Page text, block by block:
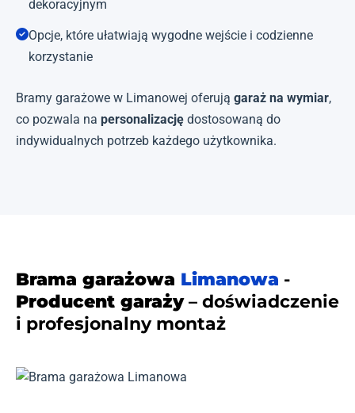
dekoracyjnym
Opcje, które ułatwiają wygodne wejście i codzienne
korzystanie
Bramy garażowe w Limanowej oferują garaż na wymiar,
co pozwala na personalizację dostosowaną do
indywidualnych potrzeb każdego użytkownika.
Brama garażowa Limanowa -
Producent garaży– doświadczenie
i profesjonalny montaż